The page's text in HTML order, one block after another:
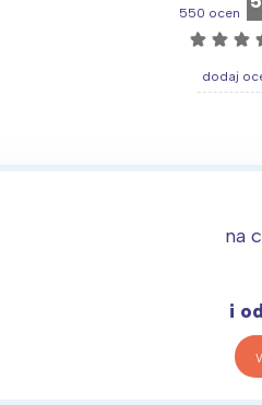
550 ocen
☆ ☆ ☆
dodaj
na
i
Interesują mnie